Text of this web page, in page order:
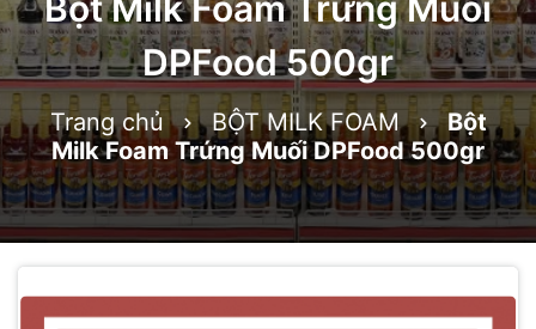
DPFood 500gr
Trang chủ BỘT MILK FOAM
Bột
Milk Foam Trứng Muối DPFood 500gr